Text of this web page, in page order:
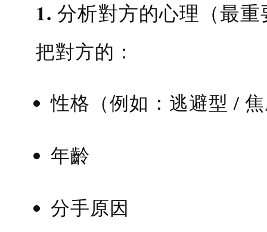
1. 分析對方的心理（最
把對方的：
性格（例如：逃避型 /
年齡
分手原因